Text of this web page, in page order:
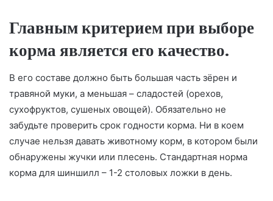
Главным критерием при выборе
корма является его качество.
В его составе должно быть большая часть зёрен и
травяной муки, а меньшая – сладостей (орехов,
сухофруктов, сушеных овощей). Обязательно не
забудьте проверить срок годности корма. Ни в коем
случае нельзя давать животному корм, в котором были
обнаружены жучки или плесень. Стандартная норма
корма для шиншилл – 1-2 столовых ложки в день.